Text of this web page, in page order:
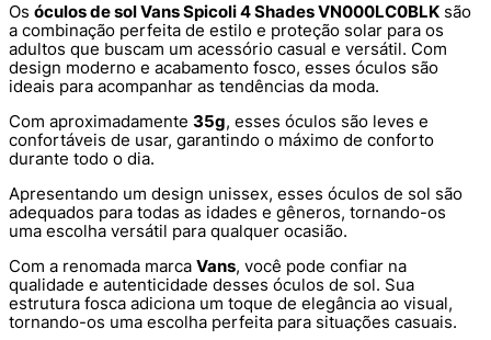
Os óculos de sol Vans Spicoli 4 Shades VN000LC0BLK são
a combinação perfeita de estilo e proteção solar para os
adultos que buscam um acessório casual e versátil. Com
design moderno e acabamento fosco, esses óculos são
ideais para acompanhar as tendências da moda.
Com aproximadamente 35g, esses óculos são leves e
confortáveis de usar, garantindo o máximo de conforto
durante todo o dia.
Apresentando um design unissex, esses óculos de sol são
adequados para todas as idades e gêneros, tornando-os
uma escolha versátil para qualquer ocasião.
Com a renomada marca Vans, você pode confiar na
qualidade e autenticidade desses óculos de sol. Sua
estrutura fosca adiciona um toque de elegância ao visual,
tornando-os uma escolha perfeita para situações casuais.